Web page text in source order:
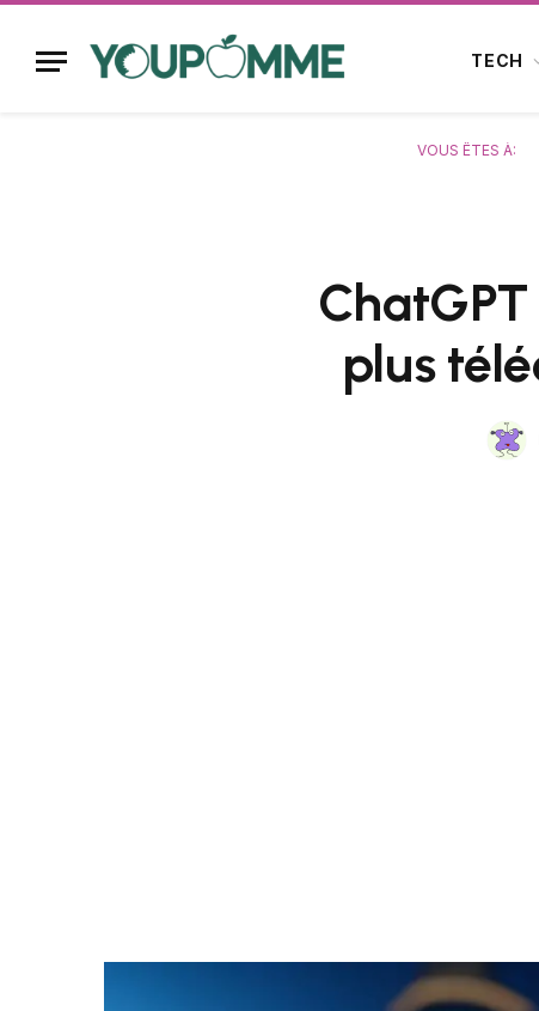
TECH
VOUS ÊTES À:
plus